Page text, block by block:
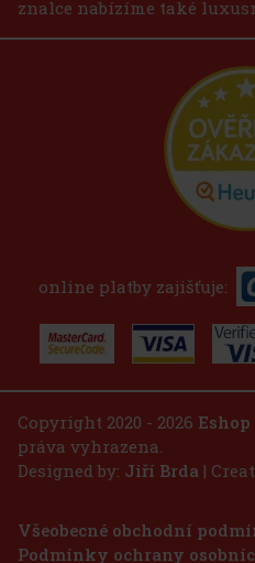
znalce nabízíme také
online platby zajišťuje:
Copyright 2020 - 2026
práva vyhrazena.
Designed by: Jiří Brda |
Všeobecné obchodní
Podmínky ochrany